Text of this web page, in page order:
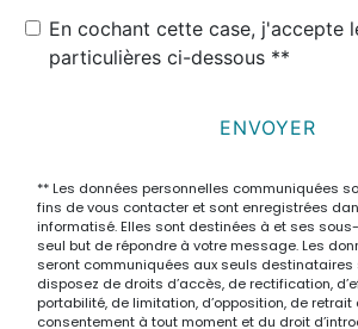
En cochant cette case, j'accepte
particulières ci-dessous **
ENVOYER
** Les données personnelles communiquées
fins de vous contacter et sont enregistrées
informatisé. Elles sont destinées à et ses
seul but de répondre à votre message. Les
seront communiquées aux seuls destinataires
disposez de droits d’accès, de rectification,
portabilité, de limitation, d’opposition, de retrait
consentement à tout moment et du droit